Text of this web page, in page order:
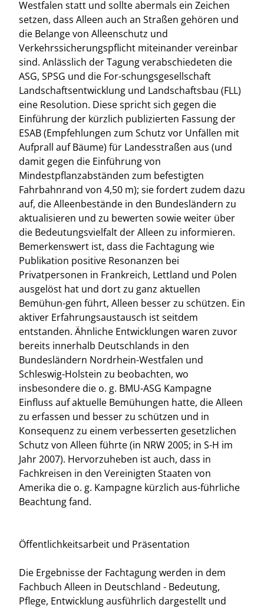
Westfalen statt und sollte abermals ein Zeichen
setzen, dass Alleen auch an Straßen gehören und
die Belange von Alleenschutz und
Verkehrssicherungspflicht miteinander vereinbar
sind. Anlässlich der Tagung verabschiedeten die
ASG, SPSG und die For-schungsgesellschaft
Landschaftsentwicklung und Landschaftsbau (FLL)
eine Resolution. Diese spricht sich gegen die
Einführung der kürzlich publizierten Fassung der
ESAB (Empfehlungen zum Schutz vor Unfällen mit
Aufprall auf Bäume) für Landesstraßen aus (und
damit gegen die Einführung von
Mindestpflanzabständen zum befestigten
Fahrbahnrand von 4,50 m); sie fordert zudem dazu
auf, die Alleenbestände in den Bundesländern zu
aktualisieren und zu bewerten sowie weiter über
die Bedeutungsvielfalt der Alleen zu informieren.
Bemerkenswert ist, dass die Fachtagung wie
Publikation positive Resonanzen bei
Privatpersonen in Frankreich, Lettland und Polen
ausgelöst hat und dort zu ganz aktuellen
Bemühun-gen führt, Alleen besser zu schützen. Ein
aktiver Erfahrungsaustausch ist seitdem
entstanden. Ähnliche Entwicklungen waren zuvor
bereits innerhalb Deutschlands in den
Bundesländern Nordrhein-Westfalen und
Schleswig-Holstein zu beobachten, wo
insbesondere die o. g. BMU-ASG Kampagne
Einfluss auf aktuelle Bemühungen hatte, die Alleen
zu erfassen und besser zu schützen und in
Konsequenz zu einem verbesserten gesetzlichen
Schutz von Alleen führte (in NRW 2005; in S-H im
Jahr 2007). Hervorzuheben ist auch, dass in
Fachkreisen in den Vereinigten Staaten von
Amerika die o. g. Kampagne kürzlich aus-führliche
Beachtung fand.
Öffentlichkeitsarbeit und Präsentation
Die Ergebnisse der Fachtagung werden in dem
Fachbuch Alleen in Deutschland - Bedeutung,
Pflege, Entwicklung ausführlich dargestellt und